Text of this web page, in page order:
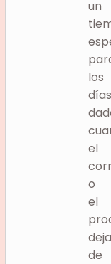
un
los
días
el
o
el
de